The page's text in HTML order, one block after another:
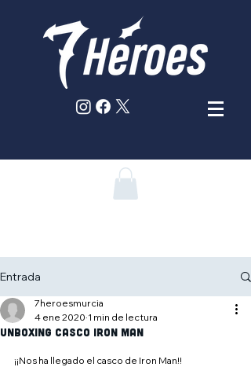
Entrada
Unboxing Casco Iron Man
7heroesmurcia
4 ene 2020 1 min de lectura
¡¡Nos ha llegado el casco de Iron Man!!